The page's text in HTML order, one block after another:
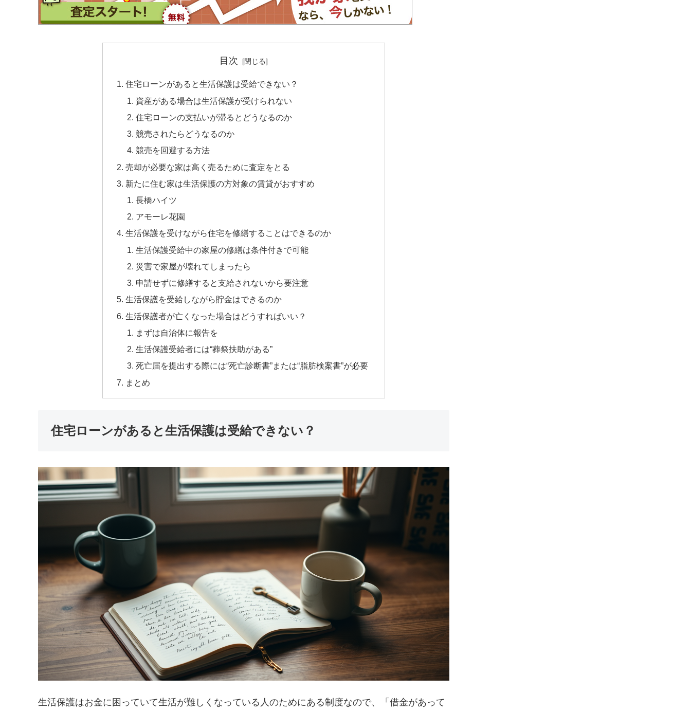
目次
住宅ローンがあると生活保護は受給できない？
資産がある場合は生活保護が受けられない
住宅ローンの支払いが滞るとどうなるのか
競売されたらどうなるのか
競売を回避する方法
売却が必要な家は高く売るために査定をとる
新たに住む家は生活保護の方対象の賃貸がおすすめ
長橋ハイツ
アモーレ花園
生活保護を受けながら住宅を修繕することはできるのか
生活保護受給中の家屋の修繕は条件付きで可能
災害で家屋が壊れてしまったら
申請せずに修繕すると支給されないから要注意
生活保護を受給しながら貯金はできるのか
生活保護者が亡くなった場合はどうすればいい？
まずは自治体に報告を
生活保護受給者には“葬祭扶助がある”
死亡届を提出する際には“死亡診断書”または“脂肪検案書”が必要
まとめ
住宅ローンがあると生活保護は受給できない？
生活保護はお金に困っていて生活が難しくなっている人のためにある制度なので、「借金があって